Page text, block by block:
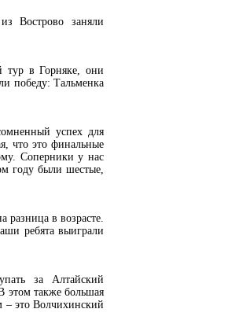
Вострово заняли
тур в Горняке, они
победу: Тальменка
успех для
что это финальные
Соперники у нас
году были шестые,
разница в возрасте.
ребята выиграли
за Алтайский
этом также большая
– это Волчихинский